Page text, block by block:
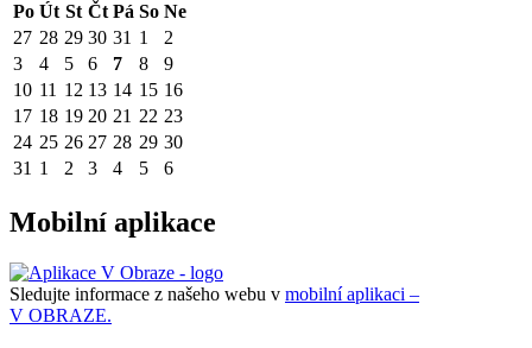
Po Út St Čt Pá So Ne
27 28 29 30 31 1
2
3
4 5 6 7 8
9
10 11 12 13 14 15 16
17 18 19 20 21 22 23
24 25 26 27 28 29 30
31 1 2 3 4 5 6
Mobilní aplikace
Sledujte informace z našeho webu v mobilní aplikaci –
V OBRAZE.